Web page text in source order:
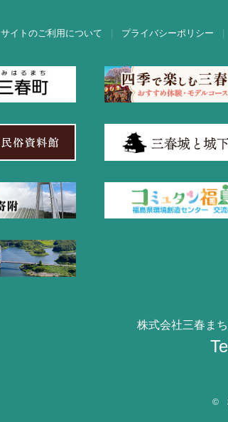
サイトのご利用について プライバシーポリシー
株式会社三春ま
©